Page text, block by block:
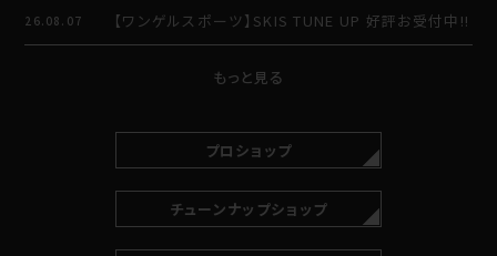
26.08.07 【ワンゲルスポーツ】SKIS TUNE UP 好評お受付中!!
もっと見る
プロショップ
チューンナップショップ